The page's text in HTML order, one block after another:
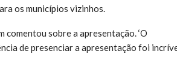
os municípios vizinhos.
comentou sobre a apresentação. ‘O
de presenciar a apresentação foi